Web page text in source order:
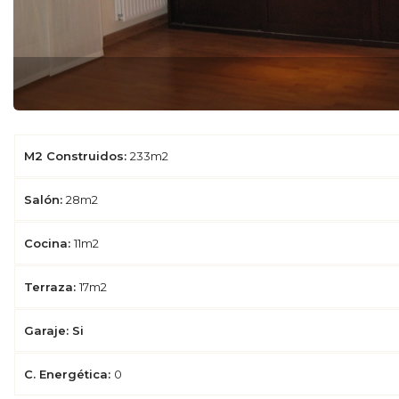
M2 Construidos: 233m2
Salón: 28m2
Cocina: 11m2
Terraza: 17m2
Garaje: Si
C. Energética: 0